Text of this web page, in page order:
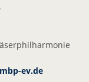
mbp-ev.de